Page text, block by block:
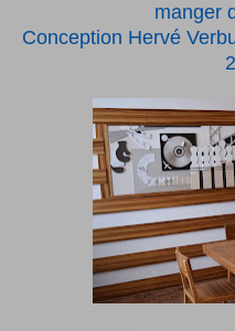
manger
Conception Hervé